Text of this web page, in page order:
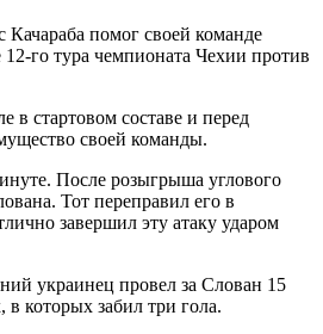
помог своей команде
го тура чемпионата Чехии против
в стартовом составе и перед
своей команды.
После розыгрыша углового
Тот переправил его в
завершил эту атаку ударом
украинец провел за Слован 15
в которых забил три гола.